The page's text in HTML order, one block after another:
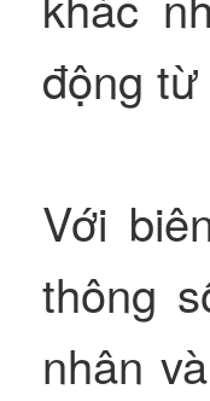
động
Với
thông
nhân